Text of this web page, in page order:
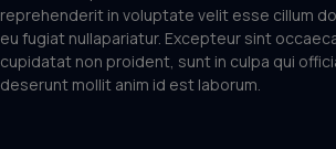
reprehenderit in voluptate velit esse cillum
eu fugiat nullapariatur. Excepteur sint
cupidatat non proident, sunt in culpa qui
deserunt mollit anim id est laborum.